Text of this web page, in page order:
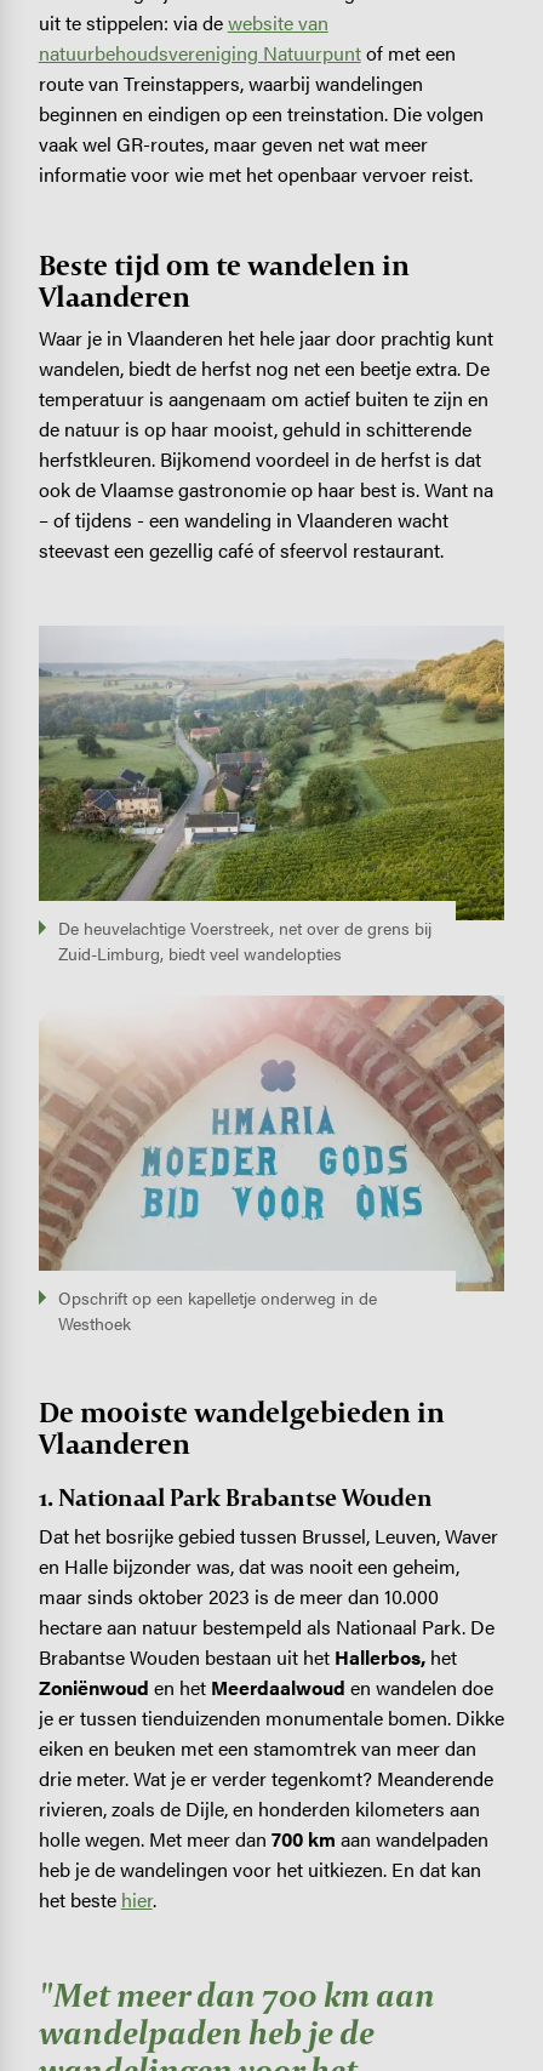
uit te stippelen: via dewebsite van
natuurbehoudsvereniging Natuurpuntof met een
route van Treinstappers, waarbij wandelingen
beginnen en eindigen op een treinstation. Die volgen
vaak wel GR-routes, maar geven net wat meer
informatie voor wie met het openbaar vervoer reist.
Beste tijd om te wandelen in
Vlaanderen
Waar je in Vlaanderen het hele jaar door prachtig kunt
wandelen, biedt de herfst nog net een beetje extra. De
temperatuur is aangenaam om actief buiten te zijn en
de natuur is op haar mooist, gehuld in schitterende
herfstkleuren. Bijkomend voordeel in de herfst is dat
ook de Vlaamse gastronomie op haar best is. Want na
– of tijdens - een wandeling in Vlaanderen wacht
steevast een gezellig café of sfeervol restaurant.
De heuvelachtige Voerstreek, net over de grens bij
Zuid-Limburg, biedt veel wandelopties
Opschrift op een kapelletje onderweg in de
Westhoek
"Met meer dan 700 km aan
wandelpaden heb je de
De mooiste wandelgebieden in
Vlaanderen
1.Nationaal ParkBrabantse Wouden
Dat het bosrijke gebied tussen Brussel, Leuven, Waver
en Halle bijzonder was, dat was nooit een geheim,
maar sinds oktober 2023 is de meer dan 10.000
hectare aan natuur bestempeld als Nationaal Park. De
Brabantse Wouden bestaan uit het Hallerbos,het
Zoniënwoud en het Meerdaalwoud en wandelen doe
je er tussen tienduizenden monumentale bomen. Dikke
eiken en beuken met een stamomtrek van meer dan
drie meter. Wat je er verder tegenkomt? Meanderende
rivieren, zoals de Dijle, en honderden kilometers aan
holle wegen. Met meer dan 700 km aan wandelpaden
heb je de wandelingen voor het uitkiezen. En dat kan
het beste hier.